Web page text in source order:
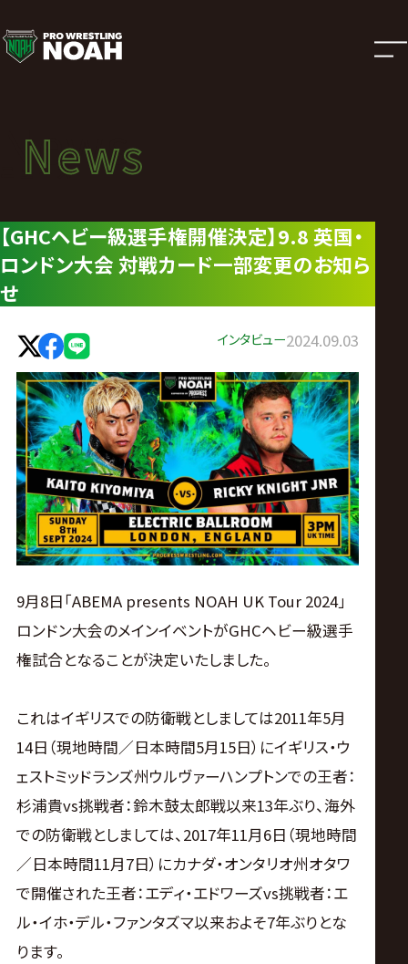
ニ
ュ
ー
ス
|
プ
ロ
レ
ス
リ
ン
グ・
ノ
ア
公
式
サ
イ
ト
News
ニュース
News
【GHCヘビー級選手権開催決定】9.8 英国・
ロンドン大会 対戦カード一部変更のお知ら
せ
インタビュー2024.09.03
9月8日「ABEMA presents NOAH UK Tour 2024」
ロンドン大会のメインイベントがGHCヘビー級選手
権試合となることが決定いたしました。
これはイギリスでの防衛戦としましては2011年5月
14日（現地時間／日本時間5月15日）にイギリス・ウ
ェストミッドランズ州ウルヴァーハンプトンでの王者：
杉浦貴vs挑戦者：鈴木鼓太郎戦以来13年ぶり、海外
での防衛戦としましては、2017年11月6日（現地時間
／日本時間11月7日）にカナダ・オンタリオ州オタワ
で開催された王者：エディ・エドワーズvs挑戦者：エ
ル・イホ・デル・ファンタズマ以来およそ7年ぶりとな
ります。